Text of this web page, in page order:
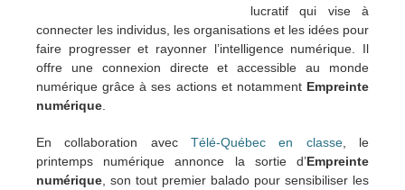
lucratif qui vise à
connecter les individus, les organisations et les idées pour
faire progresser et rayonner l’intelligence numérique. Il
offre une connexion directe et accessible au monde
numérique grâce à ses actions et notamment Empreinte
numérique
En collaboration avec Télé-Québec en classe, le
printemps numérique annonce la sortie d’Empreinte
numérique , son tout premier balado pour sensibiliser les